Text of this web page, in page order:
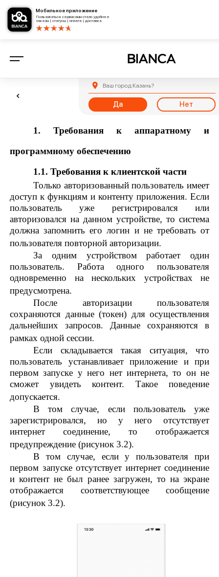
Мобильное приложение
Пользоваться сервисами стало удобнее
заказы | статусы | оплата | доставка
Ваш город Казань?
Да Нет
1. Требования к аппаратному и
программному обеспечению
1.1. Требования к клиентской части
Только авторизованный пользователь имеет
доступ к функциям и контенту приложения. Если
пользователь уже регистрировался или
авторизовался на данном устройстве, то система
должна запомнить его логин и не требовать от
пользователя повторной авторизации.
За одним устройством работает один
пользователь. Работа одного пользователя
одновременно на нескольких устройствах не
предусмотрена.
После авторизации пользователя
сохраняются данные (токен) для осуществления
дальнейших запросов. Данные сохраняются в
рамках одной сессии.
Если складывается такая ситуация, что
пользователь устанавливает приложение и при
первом запуске у него нет интернета, то он не
сможет увидеть контент. Такое поведение
допускается.
В том случае, если пользователь уже
зарегистрировался, но у него отсутствует
интернет соединение, то отображается
предупреждение (рисунок 3.2).
В том случае, если у пользователя при
первом запуске отсутствует интернет соединение
и контент не был ранее загружен, то на экране
отображается соответствующее сообщение
(рисунок 3.2).